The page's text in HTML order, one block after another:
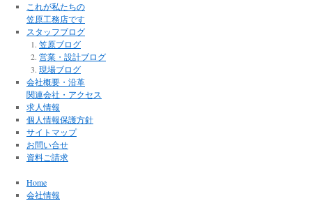
これが私たちの
笠原工務店です
スタッフブログ
笠原ブログ
営業・設計ブログ
現場ブログ
会社概要・沿革
関連会社・アクセス
求人情報
個人情報保護方針
サイトマップ
お問い合せ
資料ご請求
Home
会社情報